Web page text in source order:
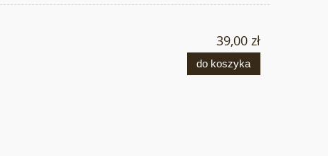
39,00 zł
do koszyka